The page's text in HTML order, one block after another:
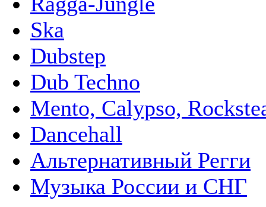
Ska
Dubstep
Dub Techno
Mento, Calypso,
Dancehall
Альтернативный Регги
Музыка России и СНГ